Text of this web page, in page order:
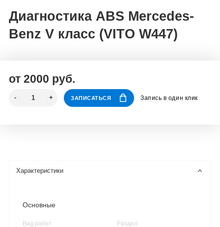
Диагностика ABS Mercedes-
Benz V класс (VITO W447)
от 2000 руб.
ЗАПИСАТЬСЯ Запись в один клик
Характеристики
Основные
Вид работ Раздел